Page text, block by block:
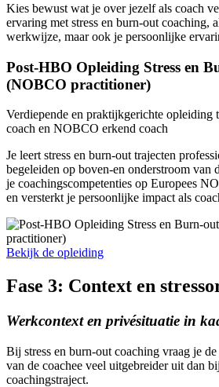
Kies bewust wat je over jezelf als coach
ervaring met stress en burn-out coaching,
werkwijze, maar ook je persoonlijke
Post-HBO Opleiding Stress en
(NOBCO practitioner)
Verdiepende en praktijkgerichte opleiding
coach en NOBCO erkend coach
Je leert stress en burn-out trajecten
begeleiden op boven-en onderstroom van
je coachingscompetenties op Europees
en versterkt je persoonlijke impact als
Bekijk de opleiding
Fase 3: Context en
Werkcontext en privésituatie in
Bij stress en burn-out coaching vraag je
van de coachee veel uitgebreider uit dan
coachingstraject.